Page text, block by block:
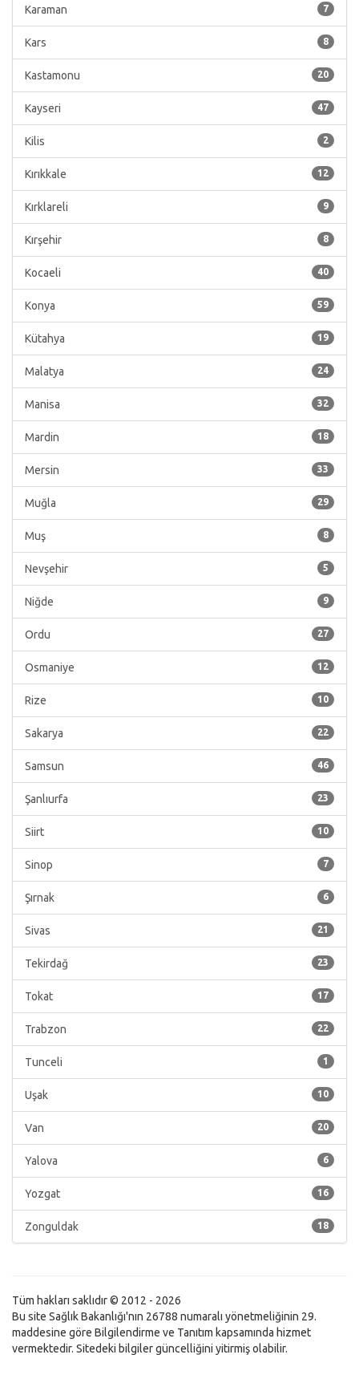
7
Karaman
8
Kars
20
Kastamonu
47
Kayseri
2
Kilis
12
Kırıkkale
9
Kırklareli
8
Kırşehir
40
Kocaeli
59
Konya
19
Kütahya
24
Malatya
32
Manisa
18
Mardin
33
Mersin
29
Muğla
8
Muş
5
Nevşehir
9
Niğde
27
Ordu
12
Osmaniye
10
Rize
22
Sakarya
46
Samsun
23
Şanlıurfa
10
Siirt
7
Sinop
6
Şırnak
21
Sivas
23
Tekirdağ
17
Tokat
22
Trabzon
1
Tunceli
10
Uşak
20
Van
6
Yalova
16
Yozgat
18
Zonguldak
Tüm hakları saklıdır © 2012 - 2026
Bu site Sağlık Bakanlığı'nın 26788 numaralı yönetmeliğinin 29.
maddesine göre Bilgilendirme ve Tanıtım kapsamında hizmet
vermektedir. Sitedeki bilgiler güncelliğini yitirmiş olabilir.